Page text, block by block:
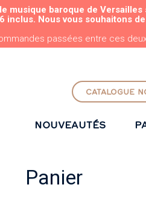
AU CONTENU PRINCIPAL
musique baroque de
inclus. Nous vous souhaitons
passées entre ces
CATALOGUE
NOUVEAUTÉS
Panier